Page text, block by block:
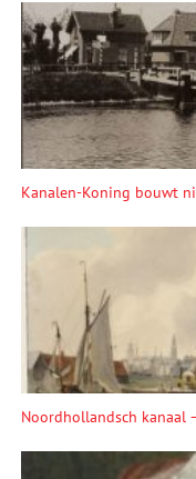
Kanalen-Koning bouwt
Noordhollandsch kanaal